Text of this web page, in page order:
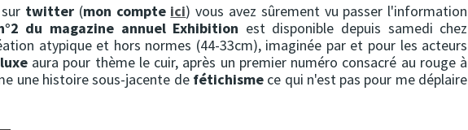
twitter(mon compte ici) vous avez sûrement vu passer l'information
du magazine annuel Exhibition est disponible depuis samedi chez
atypique et hors normes (44-33cm), imaginée par et pour les acteurs
aura pour thème le cuir, après un premier numéro consacré au rouge à
une histoire sous-jacente de fétichismece qui n'est pas pour me déplaire